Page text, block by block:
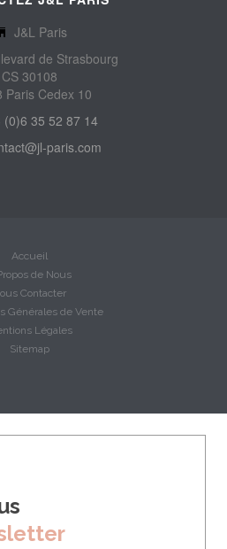
J&L Paris
de Strasbourg
CS 30108
Paris Cedex 10
(0)6 35 52 87 14
paris.com
Accueil
de Nous
Contacter
Générales de Vente
Légales
Sitemap